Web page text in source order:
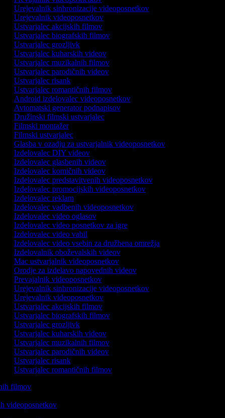
Urejevalnik sinhronizacije videoposnetkov
Urejevalnik videoposnetkov
Ustvarjalec akcijskih filmov
Ustvarjalec biografskih filmov
Ustvarjalec grozljivk
Ustvarjalec kuharskih videov
Ustvarjalec muzikalnih filmov
Ustvarjalec parodičnih videov
Ustvarjalec risank
Ustvarjalec romantičnih filmov
Android izdelovalec videoposnetkov
Avtomatski generator podnapisov
Družinski filmski ustvarjalec
Filmski montažer
Filmski ustvarjalec
Glasba v ozadju za ustvarjalnik videoposnetkov
Izdelovalec DIY videov
Izdelovalec glasbenih videov
Izdelovalec komičnih videov
Izdelovalec predstavitvenih videoposnetkov
Izdelovalec promocijskih videoposnetkov
Izdelovalec reklam
Izdelovalec vadbenih videoposnetkov
Izdelovalec video oglasov
Izdelovalec video posnetkov za igre
Izdelovalec video vabil
Izdelovalec video vsebin za družbena omrežja
Izdelovalnik oboževalskih videov
Mac ustvarjalnik videoposnetkov
Orodje za izdelavo napovednih videov
Prevajalnik videoposnetkov
Urejevalnik sinhronizacije videoposnetkov
Urejevalnik videoposnetkov
Ustvarjalec akcijskih filmov
Ustvarjalec biografskih filmov
Ustvarjalec grozljivk
Ustvarjalec kuharskih videov
Ustvarjalec muzikalnih filmov
Ustvarjalec parodičnih videov
Ustvarjalec risank
Ustvarjalec romantičnih filmov
filmov
videoposnetkov